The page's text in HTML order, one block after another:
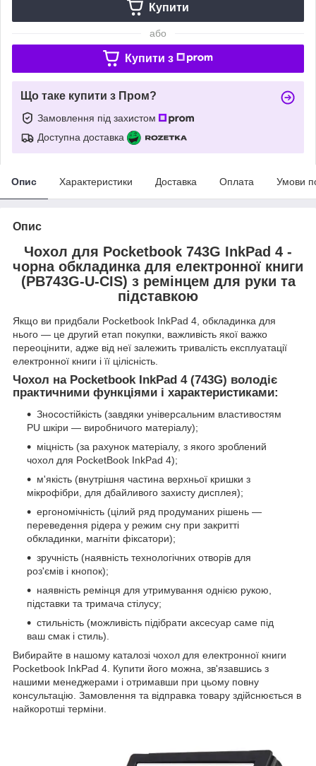
Купити
або
Купити з
Що таке купити з Пром?
Замовлення під захистом
Доступна доставка
Опис Характеристики Доставка Оплата Умови
Опис
Чохол для Pocketbook 743G InkPad 4 -
чорна обкладинка для електронної книги
(PB743G-U-CIS) з ремінцем для руки та
підставкою
Якщо ви придбали Pocketbook InkPad 4, обкладинка для
нього — це другий етап покупки, важливість якої важко
переоцінити, адже від неї залежить тривалість експлуатації
електронної книги і її цілісність.
Чохол на Pocketbook InkPad 4 (743G) володіє
практичними функціями і характеристиками:
Зносостійкість (завдяки універсальним властивостям
PU шкіри — виробничого матеріалу);
міцність (за рахунок матеріалу, з якого зроблений
чохол для PocketBook InkPad 4);
м'якість (внутрішня частина верхньої кришки з
мікрофібри, для дбайливого захисту дисплея);
ергономічність (цілий ряд продуманих рішень —
переведення рідера у режим сну при закритті
обкладинки, магніти фіксатори);
зручність (наявність технологічних отворів для
роз'ємів і кнопок);
наявність ремінця для утримування однією рукою,
підставки та тримача стілусу;
стильність (можливість підібрати аксесуар саме під
ваш смак і стиль).
Вибирайте в нашому каталозі чохол для електронної книги
Pocketbook InkPad 4. Купити його можна, зв'язавшись з
нашими менеджерами і отримавши при цьому повну
консультацію. Замовлення та відправка товару здійснюється в
найкоротші терміни.